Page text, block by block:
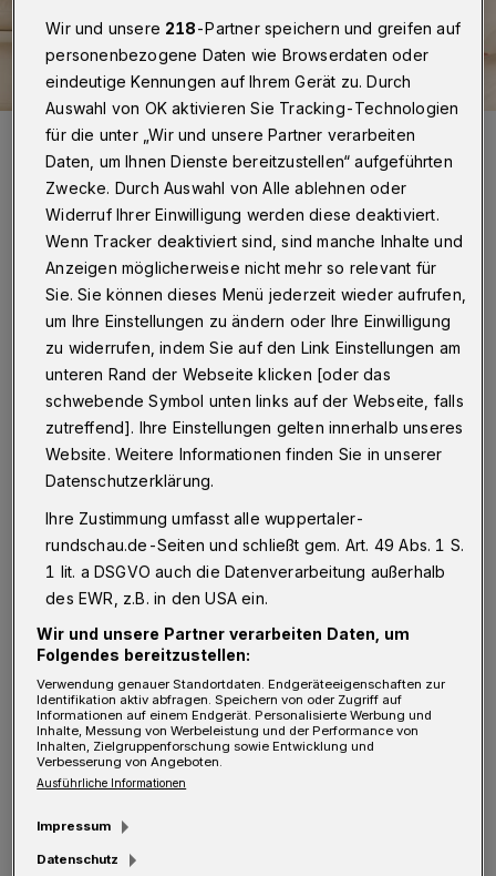
Thorsten Hamer als "Willi Winzig".
Foto: Leo-Theater
"Wir sehen uns zu diesem Schritt gezwungen,
um weiteren Schaden vom Theater, aber auch
von der Theaterleitung fern zu halten", so
Andreas Winkelsträter von der Theaterleitung.
"Das Vertrauensverhältnis ist komplett
zerrüttet. Wir haben ihm zudem Hausverbot
Hermann Luce, Chef des "Leo-Theaters":
"Wir stehen fassungslos vor den
Vorkommnissen der letzten Wochen und
können das alles nicht mehr nachvollziehen.
Wir sind schier entsetzt, aber auch menschlich
sehr enttäuscht." Die einstimmige
Entscheidung habe zur Folge, dass Hamer ab
sofort weder in beratender Funktion für das
Theater in Ennepetal tätig ist, noch dass er für
Gastspiele verpflichtet werde.
Wir und unsere 218-Partner speichern und greifen auf
personenbezogene Daten wie Browserdaten oder
eindeutige Kennungen auf Ihrem Gerät zu. Durch
Auswahl von OK aktivieren Sie Tracking-Technologien
für die unter „Wir und unsere Partner verarbeiten
Daten, um Ihnen Dienste bereitzustellen“ aufgeführten
Zwecke. Durch Auswahl von Alle ablehnen oder
Widerruf Ihrer Einwilligung werden diese deaktiviert.
Wenn Tracker deaktiviert sind, sind manche Inhalte und
Anzeigen möglicherweise nicht mehr so relevant für
Sie. Sie können dieses Menü jederzeit wieder aufrufen,
um Ihre Einstellungen zu ändern oder Ihre Einwilligung
zu widerrufen, indem Sie auf den Link Einstellungen am
unteren Rand der Webseite klicken [oder das
schwebende Symbol unten links auf der Webseite, falls
zutreffend]. Ihre Einstellungen gelten innerhalb unseres
Website. Weitere Informationen finden Sie in unserer
Datenschutzerklärung.
Ihre Zustimmung umfasst alle wuppertaler-
rundschau.de-Seiten und schließt gem. Art. 49 Abs. 1 S.
1 lit. a DSGVO auch die Datenverarbeitung außerhalb
des EWR, z.B. in den USA ein.
Wir und unsere Partner verarbeiten Daten, um
Folgendes bereitzustellen:
Verwendung genauer Standortdaten. Endgeräteeigenschaften zur
Identifikation aktiv abfragen. Speichern von oder Zugriff auf
Informationen auf einem Endgerät. Personalisierte Werbung und
Inhalte, Messung von Werbeleistung und der Performance von
Inhalten, Zielgruppenforschung sowie Entwicklung und
Verbesserung von Angeboten.
Ausführliche Informationen
Impressum
Datenschutz